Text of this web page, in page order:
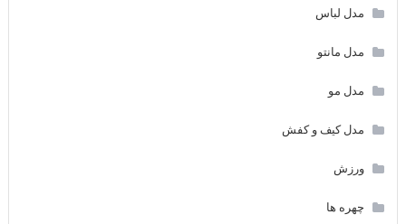
مدل لباس
مدل مانتو
مدل مو
مدل کیف و کفش
ورزش
چهره ها